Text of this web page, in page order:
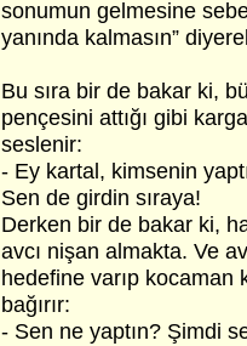
sonumun gelmesine
yanında kalmasın”
Bu sıra bir de bakar ki,
pençesini attığı gibi
seslenir:
- Ey kartal, kimsenin
Sen de girdin sıraya!
Derken bir de bakar ki,
avcı nişan almakta. Ve
hedefine varıp kocaman
bağırır:
- Sen ne yaptın? Şimdi